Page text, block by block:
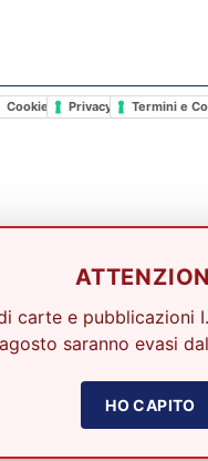
Cookie PolicyPrivacy PolicyTermini e
carte e pubblicazioni
agosto saranno evasi
HO CAPITO